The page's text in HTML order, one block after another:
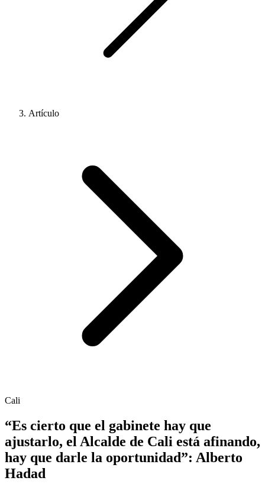
Artículo
Cali
“Es cierto que el gabinete hay que
ajustarlo, el Alcalde de Cali está afinando,
hay que darle la oportunidad”: Alberto
Hadad